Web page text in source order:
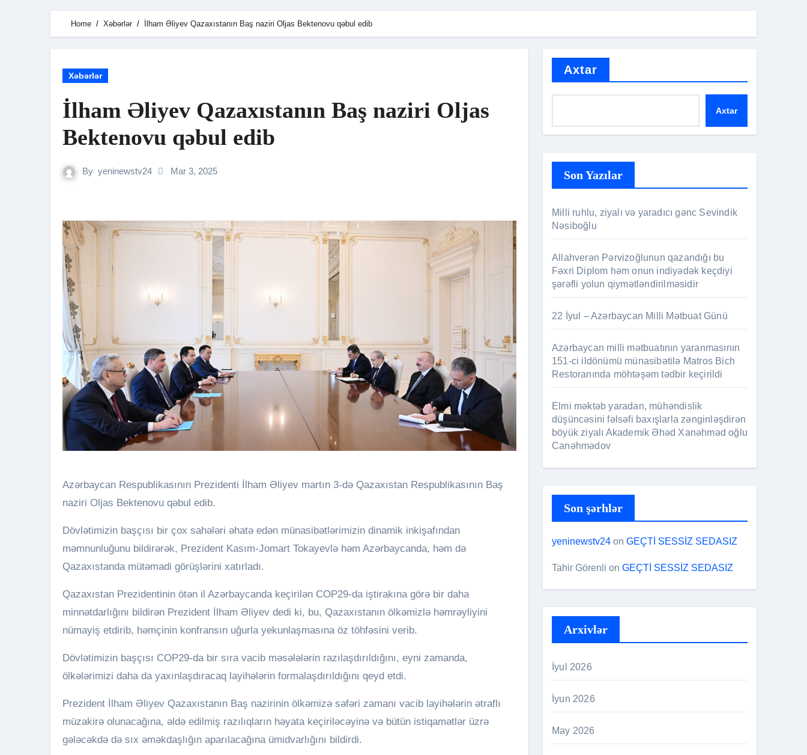
Home Xəbərlər İlham Əliyev Qazaxıstanın Baş naziri Oljas Bektenovu qəbul edib
Xəbərlər
İlham Əliyev Qazaxıstanın Baş naziri Oljas
Bektenovu qəbul edib
By yeninewstv24 Mar 3, 2025
Azərbaycan Respublikasının Prezidenti İlham Əliyev martın 3-də Qazaxıstan Respublikasının Baş
naziri Oljas Bektenovu qəbul edib.
Dövlətimizin başçısı bir çox sahələri əhatə edən münasibətlərimizin dinamik inkişafından
məmnunluğunu bildirərək, Prezident Kasım-Jomart Tokayevlə həm Azərbaycanda, həm də
Qazaxıstanda mütəmadi görüşlərini xatırladı.
Qazaxıstan Prezidentinin ötən il Azərbaycanda keçirilən COP29-da iştirakına görə bir daha
minnətdarlığını bildirən Prezident İlham Əliyev dedi ki, bu, Qazaxıstanın ölkəmizlə həmrəyliyini
nümayiş etdirib, həmçinin konfransın uğurla yekunlaşmasına öz töhfəsini verib.
Dövlətimizin başçısı COP29-da bir sıra vacib məsələlərin razılaşdırıldığını, eyni zamanda,
ölkələrimizi daha da yaxınlaşdıracaq layihələrin formalaşdırıldığını qeyd etdi.
Prezident İlham Əliyev Qazaxıstanın Baş nazirinin ölkəmizə səfəri zamanı vacib layihələrin ətraflı
müzakirə olunacağına, əldə edilmiş razılıqların həyata keçiriləcəyinə və bütün istiqamətlər üzrə
gələcəkdə də sıx əməkdaşlığın aparılacağına ümidvarlığını bildirdi.
Axtar
Axtar
Son Yazılar
Milli ruhlu, ziyalı və yaradıcı gənc Sevindik
Nəsiboğlu
Allahverən Pərvizoğlunun qazandığı bu
Fəxri Diplom həm onun indiyədək keçdiyi
şərəfli yolun qiymətləndirilməsidir
22 İyul – Azərbaycan Milli Mətbuat Günü
Azərbaycan milli mətbuatının yaranmasının
151-ci ildönümü münasibətilə Matros Bich
Restoranında möhtəşəm tədbir keçirildi
Elmi məktəb yaradan, mühəndislik
düşüncəsini fəlsəfi baxışlarla zənginləşdirən
böyük ziyalı Akademik Əhəd Xanəhməd oğlu
Canəhmədov
Son şərhlər
yeninewstv24 on GEÇTİ SESSİZ SEDASIZ
Tahir Görenli on GEÇTİ SESSİZ SEDASIZ
Arxivlər
İyul 2026
İyun 2026
May 2026